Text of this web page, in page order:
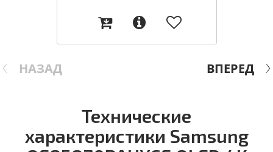
НАЗАД ВПЕРЕД
Технические
характеристики Samsung